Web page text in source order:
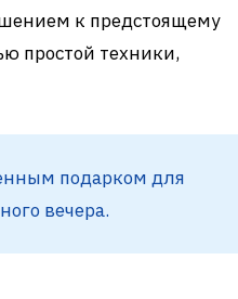
к предстоящему
простой техники,
подарком для
вечера.